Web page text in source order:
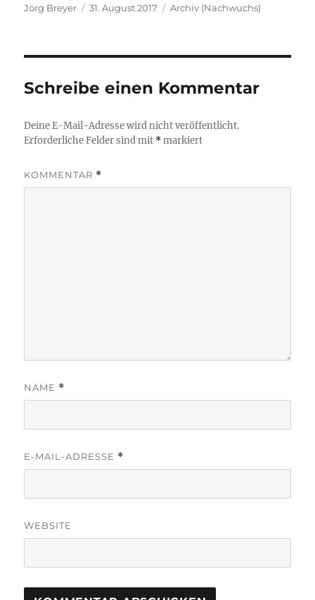
Autor
Jörg Breyer
Veröffentlicht
31. August 2017 Kategorien
Archiv (Nachwuchs)
Schreibe einen Kommentar
Deine E-Mail-Adresse wird nicht veröffentlicht.
Erforderliche Felder sind mit *markiert
KOMMENTAR *
NAME *
E-MAIL-ADRESSE *
WEBSITE